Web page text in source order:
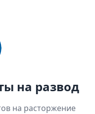
на развод
на расторжение